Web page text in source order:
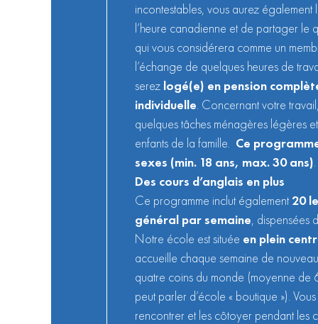
incontestables, vous aurez également
l’heure canadienne et de partager le
qui vous considérera comme un
l’échange de quelques heures de
serez logé(e) en pension
individuelle. Concernant votre
quelques tâches ménagères légères
enfants de la famille. Ce
sexes (min. 18 ans, max. 30 ans).
Des cours d’anglais en plus
Ce programme inclut également20
général par semaine, dispensées
Notre école est située en plein
accueille chaque semaine de
quatre coins du monde (moyenne de
peut parler d’école « boutique »).
rencontrer et les côtoyer pendant les